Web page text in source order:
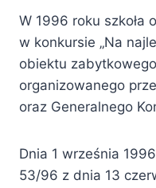
W 1996 roku szkoła
w konkursie „Na
obiektu
organizowanego
oraz Generalnego
Dnia 1 września
53/96 z dnia 13